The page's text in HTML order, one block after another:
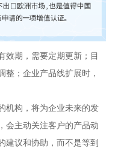
效期，需要定期更新；目
整；企业产品线扩展时，
机构，将为企业未来的发
会主动关注客户的产品动
建议和协助，而不是等到